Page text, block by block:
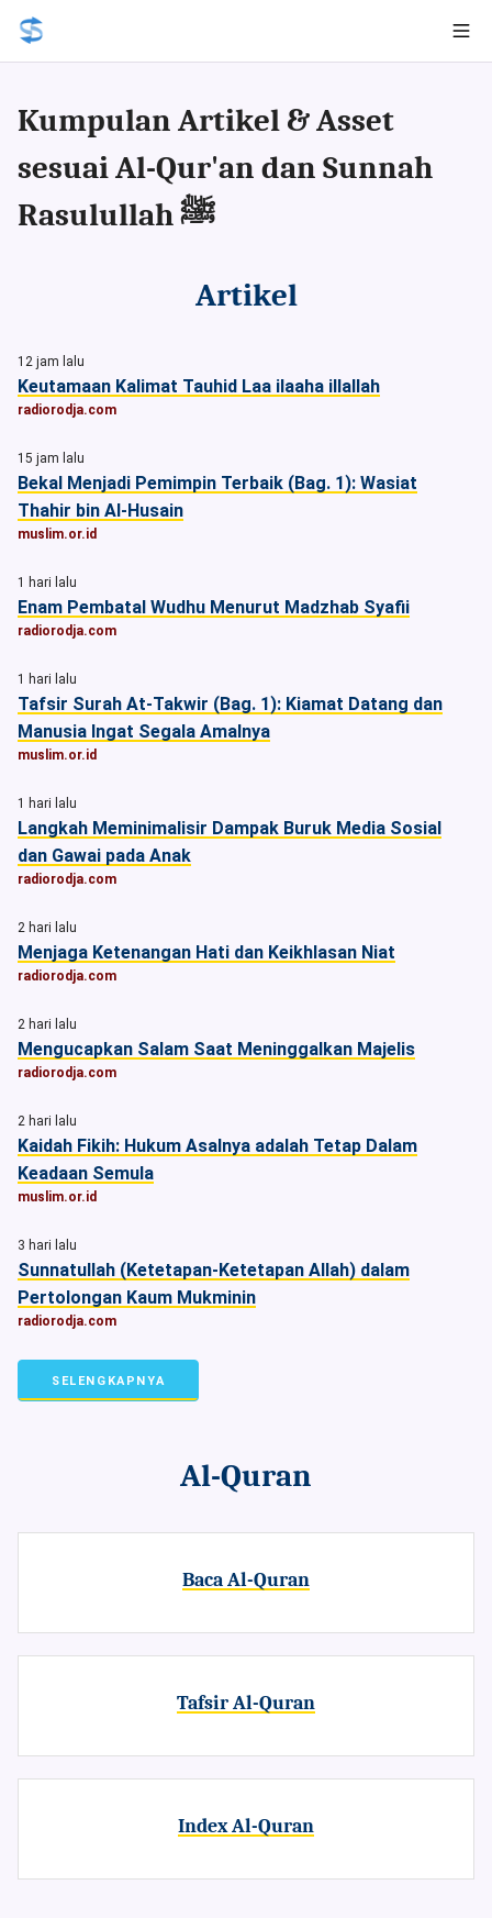
Kumpulan Artikel & Asset
sesuai Al-Qur'an dan Sunnah
Rasulullah ﷺ
Artikel
12 jam lalu
Keutamaan Kalimat Tauhid Laa ilaaha illallah
radiorodja.com
15 jam lalu
Bekal Menjadi Pemimpin Terbaik (Bag. 1): Wasiat
Thahir bin Al-Husain
muslim.or.id
1 hari lalu
Enam Pembatal Wudhu Menurut Madzhab Syafii
radiorodja.com
1 hari lalu
Tafsir Surah At-Takwir (Bag. 1): Kiamat Datang dan
Manusia Ingat Segala Amalnya
muslim.or.id
1 hari lalu
Langkah Meminimalisir Dampak Buruk Media Sosial
dan Gawai pada Anak
radiorodja.com
2 hari lalu
Menjaga Ketenangan Hati dan Keikhlasan Niat
radiorodja.com
2 hari lalu
Mengucapkan Salam Saat Meninggalkan Majelis
radiorodja.com
2 hari lalu
Kaidah Fikih: Hukum Asalnya adalah Tetap Dalam
Keadaan Semula
muslim.or.id
3 hari lalu
Sunnatullah (Ketetapan-Ketetapan Allah) dalam
Pertolongan Kaum Mukminin
radiorodja.com
SELENGKAPNYA
Al-Quran
Baca Al-Quran
Tafsir Al-Quran
Index Al-Quran